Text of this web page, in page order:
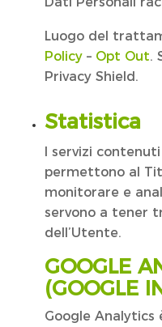
Luogo del
Policy – Opt Out.
Privacy Shield.
Statistica
I servizi
permettono al
monitorare e
servono a tener
dell’Utente.
GOOGLE
(GOOGLE
Google Analytics